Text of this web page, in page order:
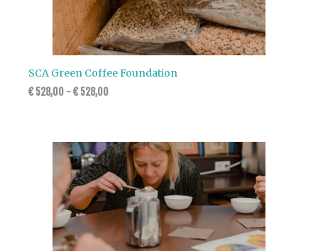
SCA Green Coffee Foundation
€528,00 -€528,00